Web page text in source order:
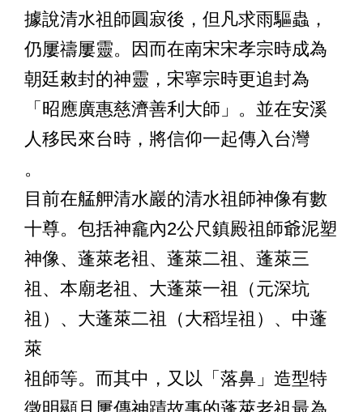
據說清水祖師圓寂後，但凡求雨驅蟲，
仍屢禱屢靈。因而在南宋宋孝宗時成為
朝廷敕封的神靈，宋寧宗時更追封為
「昭應廣惠慈濟善利大師」。並在安溪
人移民來台時，將信仰一起傳入台灣
。
目前在艋舺清水巖的清水祖師神像有數
十尊。包括神龕內2公尺鎮殿祖師爺泥塑
神像、蓬萊老袓、蓬萊二祖、蓬萊三
祖、本廟老祖、大蓬萊一祖（元深坑
祖）、大蓬萊二祖（大稻埕祖）、中蓬
萊
祖師等。而其中，又以「落鼻」造型特